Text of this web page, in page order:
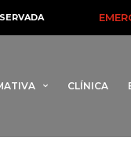
da Barrinha regressa
CLÍNICA